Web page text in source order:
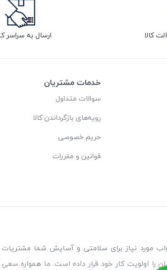
کالا ارسال به سراسر
خدمات مشتریان
سوالات متداول
رویه‌های بازگرداندن کالا
حریم خصوصی
قوانین و مقررات
اولویت کار خود قرار داده است. ما همواره